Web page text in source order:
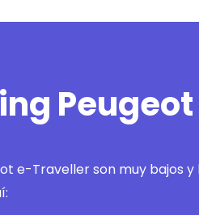
e-Traveller son muy bajos